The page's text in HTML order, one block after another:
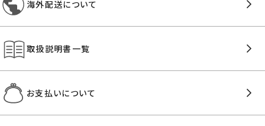
海外配送について
取扱説明書一覧
お支払いについて